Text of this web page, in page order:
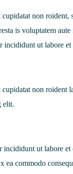
cupidatat non
is voluptatem
incididunt ut labore
cupidatat non roident
elit.
incididunt ut labore
ea commodo